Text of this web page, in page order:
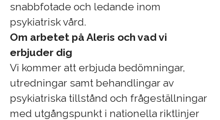
snabbfotade och ledande inom
psykiatrisk vård.
Om arbetet på Aleris och vad vi
erbjuder dig
Vi kommer att erbjuda bedömningar,
utredningar samt behandlingar av
psykiatriska tillstånd och frågeställningar
med utgångspunkt i nationella riktlinjer